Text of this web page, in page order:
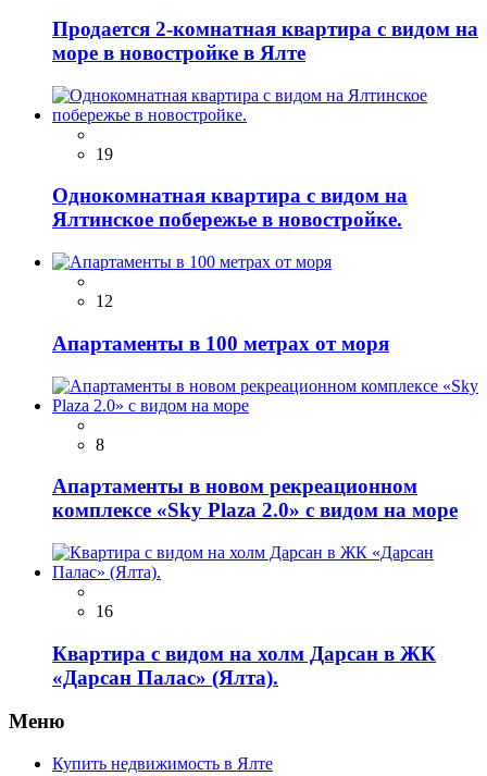
Продается 2-комнатная квартира с видом на
море в новостройке в Ялте
19
Однокомнатная квартира с видом на
Ялтинское побережье в новостройке.
12
Апартаменты в 100 метрах от моря
8
Апаpтaменты в новом рекреационнoм
комплeксе «Sky Рlаzа 2.0» с видом на море
16
Квартира с видом на холм Дарсан в ЖК
«Дарсан Палас» (Ялта).
Меню
Купить недвижимость в Ялте